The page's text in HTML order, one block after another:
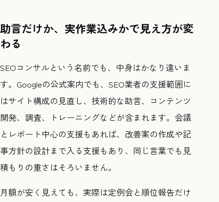
助言だけか、実作業込みかで見え方が変
わる
SEOコンサルという名前でも、中身はかなり違いま
す。Googleの公式案内でも、SEO業者の支援範囲に
はサイト構成の見直し、技術的な助言、コンテンツ
開発、調査、トレーニングなどが含まれます。会議
とレポート中心の支援もあれば、改善案の作成や記
事方針の設計まで入る支援もあり、同じ言葉でも見
積もりの重さはそろいません。
月額が安く見えても、実際は定例会と順位報告だけ